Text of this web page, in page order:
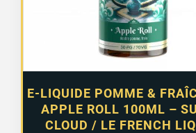
E-LIQUIDE POMME &
APPLE ROLL 100ML –
CLOUD / LE FRENCH